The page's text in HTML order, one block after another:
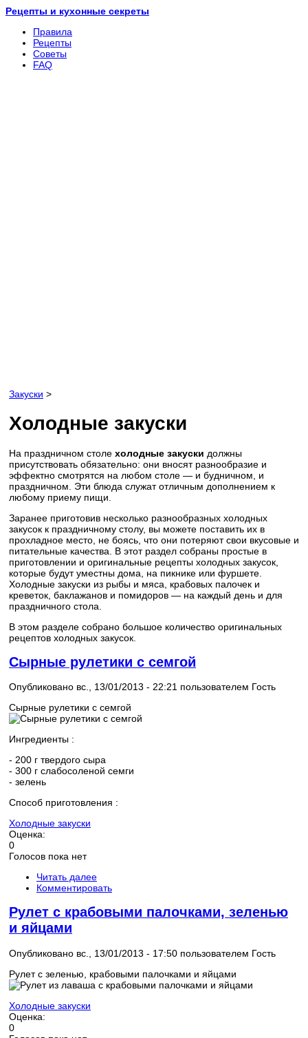
Рецепты и кухонные секреты
Правила
Рецепты
Советы
FAQ
Закуски >
Холодные закуски
На праздничном столе холодные закуски должны
присутствовать обязательно: они вносят разнообразие и
эффектно смотрятся на любом столе — и будничном, и
праздничном. Эти блюда служат отличным дополнением к
любому приему пищи.
Заранее приготовив несколько разнообразных холодных
закусок к праздничному столу, вы можете поставить их в
прохладное место, не боясь, что они потеряют свои вкусовые и
питательные качества. В этот раздел собраны простые в
приготовлении и оригинальные рецепты холодных закусок,
которые будут уместны дома, на пикнике или фуршете.
Холодные закуски из рыбы и мяса, крабовых палочек и
креветок, баклажанов и помидоров — на каждый день и для
праздничного стола.
В этом разделе собрано большое количество оригинальных
рецептов холодных закусок.
Сырные рулетики с семгой
Опубликовано вс., 13/01/2013 - 22:21 пользователем Гость
Сырные рулетики с семгой
Ингредиенты :
- 200 г твердого сыра
- 300 г слабосоленой семги
- зелень
Способ приготовления :
Холодные закуски
Оценка:
0
Голосов пока нет
Читать далее
Комментировать
Рулет с крабовыми палочками, зеленью
и яйцами
Опубликовано вс., 13/01/2013 - 17:50 пользователем Гость
Рулет с зеленью, крабовыми палочками и яйцами
Холодные закуски
Оценка:
0